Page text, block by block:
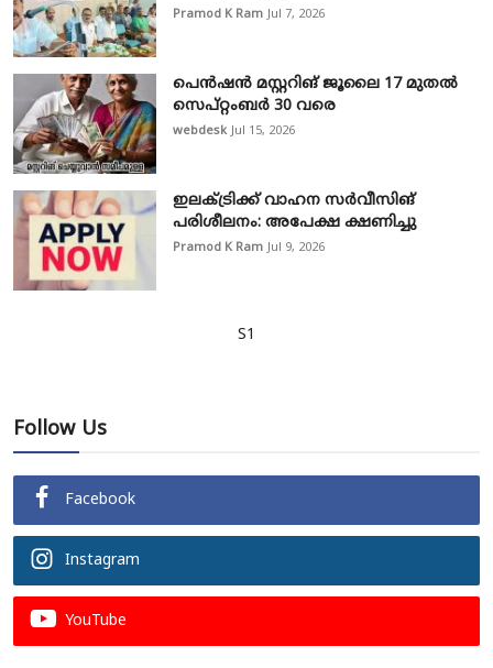
Pramod K Ram Jul 7, 2026
പെൻഷൻ മസ്റ്ററിങ് ജൂലൈ 17 മുതൽ
സെപ്റ്റംബർ 30 വരെ
webdesk Jul 15, 2026
ഇലക്ട്രിക്ക് വാഹന സർവീസിങ്
പരിശീലനം: അപേക്ഷ ക്ഷണിച്ചു
Pramod K Ram Jul 9, 2026
S1
Follow Us
Facebook
Instagram
YouTube